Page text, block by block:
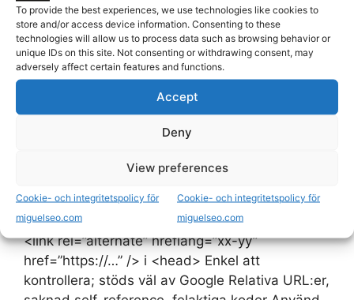
To provide the best experiences, we use technologies like cookies to
store and/or access device information. Consenting to these
technologies will allow us to process data such as browsing behavior or
unique IDs on this site. Not consenting or withdrawing consent, may
adversely affect certain features and functions.
Accept
Deny
View preferences
Cookie- och integritetspolicy för
miguelseo.com
Cookie- och integritetspolicy för
miguelseo.com
hreflang-taggar, kontakta SEO Konsult
Stockholm. Nästa steg|Praktisk tillämpning|Så
omvandlar du detta till resultat Vill du ha hjälp
med Lokal SEO? Om du vill omsätta detta i en
tydlig SEO-strategi och få hjälp med
implementation, kan du läsa mer om min tjänst
företag som vill förbättra sin lokala synlighet
och få fler relevanta kunder. Jämförelsetabell:
och SEO Aspekt Metod Fördelar Nackdelar /
Vanliga misstag Rekommendation Placering
<link rel=”alternate” hreflang=”xx-yy”
href=”https://…” /> i <head> Enkel att
kontrollera; stöds väl av Google Relativa URL:er,